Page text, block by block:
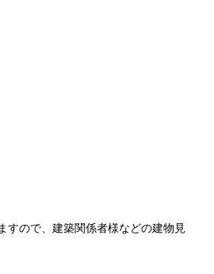
ので、建築関係者様などの建物見